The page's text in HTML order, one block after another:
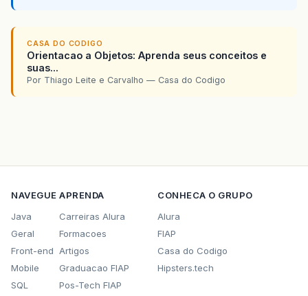
CASA DO CODIGO
Orientacao a Objetos: Aprenda seus conceitos e
suas...
Por Thiago Leite e Carvalho — Casa do Codigo
NAVEGUE
Java
Geral
Front-end
Mobile
SQL
APRENDA
Carreiras Alura
Formacoes
Artigos
Graduacao FIAP
Pos-Tech FIAP
CONHECA O GRUPO
Alura
FIAP
Casa do Codigo
Hipsters.tech